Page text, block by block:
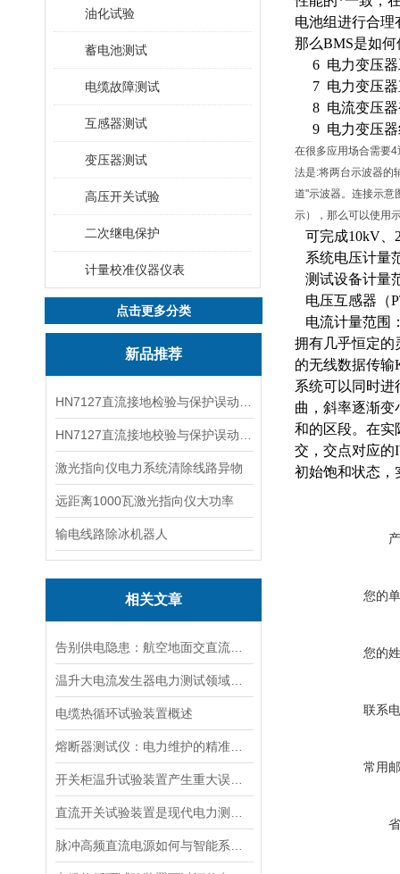
油化试验
蓄电池测试
电缆故障测试
互感器测试
变压器测试
高压开关试验
二次继电保护
计量校准仪器仪表
点击更多分类
新品推荐
激光指向仪电力系统清除线路异物
远距离1000瓦激光指向仪大功率
输电线路除冰机器人
相关文章
电缆热循环试验装置概述
电池组进行合理
那么BMS是如
6 电力变压器
7 电力变压器
8 电流变压器
9 电力变压器
在很多应用场合需要
法是:将两台示波器的
道"示波器。连接示意
示），那么可以使用
可完成10kV、
系统电压计量
测试设备计量
电压互感器（
电流计量范围
拥有几乎恒定
的无线数据传输
系统可以同时进
曲，斜率逐渐
和的区段。在实
交，交点对应的
初始饱和状态，
您的
您的
联系
常用